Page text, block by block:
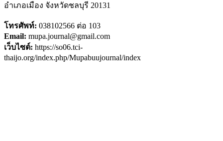
อำเภอเมือง จังหวัดชลบุรี 20131
โทรศัพท์: 038102566 ต่อ 103
Email: mupa.journal@gmail.com
เว็บไซต์: https://so06.tci-
thaijo.org/index.php/Mupabuujournal/index